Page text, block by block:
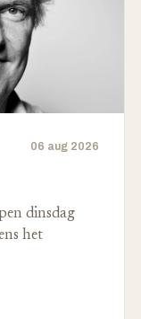
06 aug 2026
dinsdag
het